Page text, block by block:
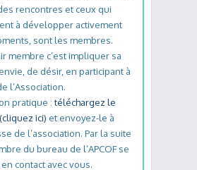
rencontres et ceux qui
à développer activement
sont les membres.
membre c’est impliquer sa
de désir, en participant à
l’Association.
pratique :téléchargez le
ici) et envoyez-le à
de l’association. Par la suite
du bureau de l’APCOF se
contact avec vous.